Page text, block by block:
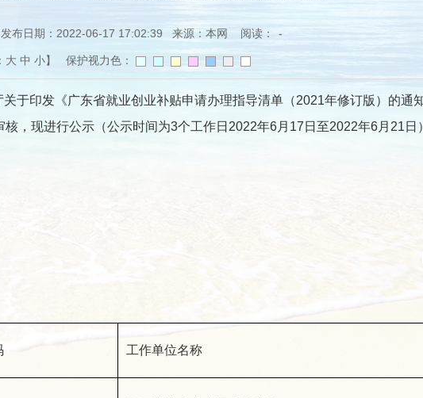
发布日期：2022-06-17 17:02:39 来源：本网 阅读： -
大 中 小】 保护视力色：
印发《广东省就业创业补贴申请办理指导清单（2021年修订版）的通知
，现进行公示（公示时间为3个工作日2022年6月17日至2022年6月21日
工作单位名称